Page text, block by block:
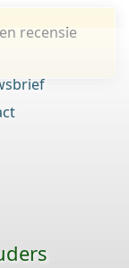
recensie